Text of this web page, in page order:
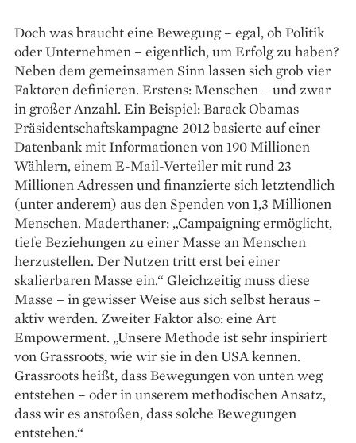
Doch was braucht eine Bewegung – egal, ob Politik
oder Unternehmen – eigentlich, um Erfolg zu haben?
Neben dem gemeinsamen Sinn lassen sich grob vier
Faktoren definieren. Erstens: Menschen – und zwar
in großer Anzahl. Ein Beispiel: Barack Obamas
Präsidentschaftskampagne 2012 basierte auf einer
Datenbank mit Informationen von 190 Millionen
Wählern, einem E-Mail-Verteiler mit rund 23
Millionen Adressen und finanzierte sich letztendlich
(unter anderem) aus den Spenden von 1,3 Millionen
Menschen. Maderthaner: „Campaigning ermöglicht,
tiefe Beziehungen zu einer Masse an Menschen
herzustellen. Der Nutzen tritt erst bei einer
skalierbaren Masse ein.“ Gleichzeitig muss diese
Masse – in gewisser Weise aus sich selbst heraus –
aktiv werden. Zweiter Faktor also: eine Art
Empowerment. „Unsere Methode ist sehr inspiriert
von Grassroots, wie wir sie in den USA kennen.
Grassroots heißt, dass Bewegungen von unten weg
entstehen – oder in unserem methodischen Ansatz,
dass wir es anstoßen, dass solche Bewegungen
entstehen.“